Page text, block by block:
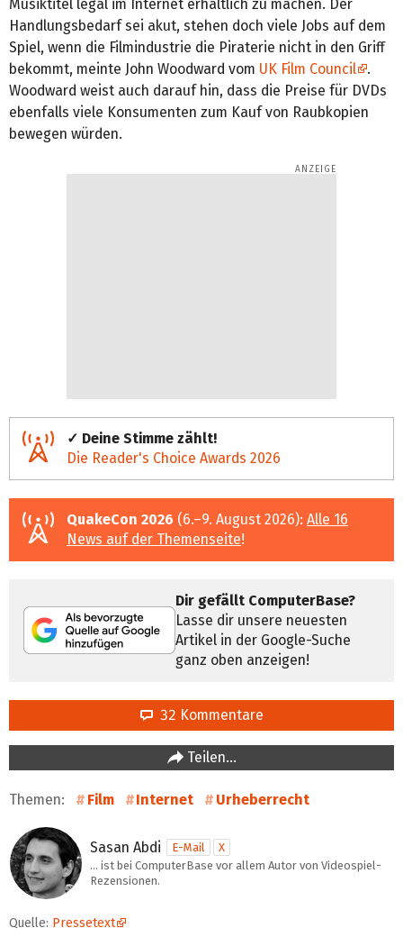
Musiktitel legal im Internet erhältlich zu machen. Der
Handlungsbedarf sei akut, stehen doch viele Jobs auf dem
Spiel, wenn die Filmindustrie die Piraterie nicht in den Griff
bekommt, meinte John Woodward vom UK Film Council
.
Woodward weist auch darauf hin, dass die Preise für DVDs
ebenfalls viele Konsumenten zum Kauf von Raubkopien
bewegen würden.
✓ Deine Stimme zählt!
Die Reader's Choice Awards 2026
QuakeCon 2026 (6.–9. August 2026): Alle 16
News auf der Themenseite!
Dir gefällt ComputerBase?
Lasse dir unsere neuesten
Artikel in der Google-Suche
ganz oben anzeigen!
32 Kommentare
Teilen…
Themen: Film Internet Urheberrecht
Sasan Abdi E-Mail
X
… ist bei ComputerBase vor allem Autor von Videospiel-
Rezensionen.
Quelle: Pressetext